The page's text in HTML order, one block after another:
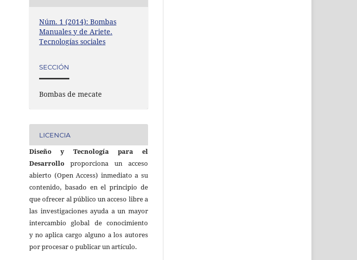
Núm. 1 (2014): Bombas
Manuales y de Ariete.
Tecnologías sociales
SECCIÓN
Bombas de mecate
LICENCIA
Diseño y Tecnología para el
Desarrollo proporciona un acceso
abierto (Open Access) inmediato a su
contenido, basado en el principio de
que ofrecer al público un acceso libre a
las investigaciones ayuda a un mayor
intercambio global de conocimiento
y no aplica cargo alguno a los autores
por procesar o publicar un artículo.